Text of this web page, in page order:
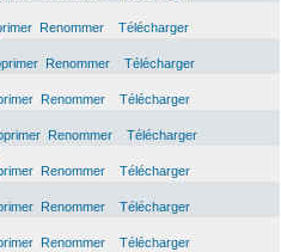
Renommer
Télécharger
Renommer
Télécharger
Renommer
Télécharger
Renommer
Télécharger
Renommer
Télécharger
Renommer
Télécharger
Renommer Télécharger